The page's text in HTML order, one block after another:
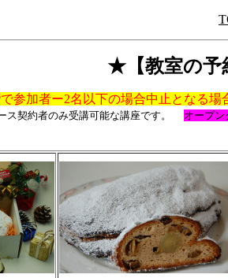
★【教室の予
で参加者ー2名以下の場合中止となる場
ス契約者のみ受講可能な講座です。 オープン